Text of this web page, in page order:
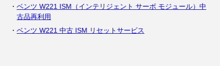
ベンツ W221 ISM（インテリジェント サーボ モジュール）中
古品再利用
ベンツ W221 中古 ISM リセットサービス